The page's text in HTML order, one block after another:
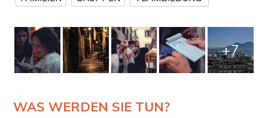
+7
WAS WERDEN SIE TUN?